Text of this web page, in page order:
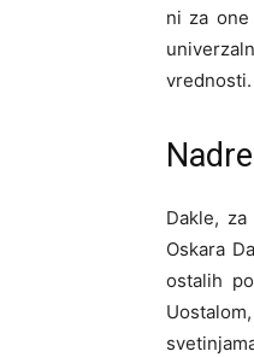
ni za
vrednosti.
Dakle,
Oskara
ostalih